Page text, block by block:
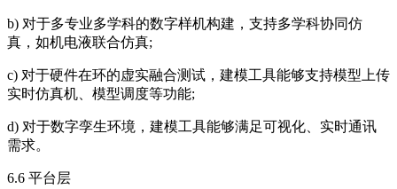
b) 对于多专业多学科的数字样机构建，支持多学科协同仿
真，如机电液联合仿真;
c) 对于硬件在环的虚实融合测试，建模工具能够支持模型上传
实时仿真机、模型调度等功能;
d) 对于数字孪生环境，建模工具能够满足可视化、实时通讯
需求。
6.6 平台层